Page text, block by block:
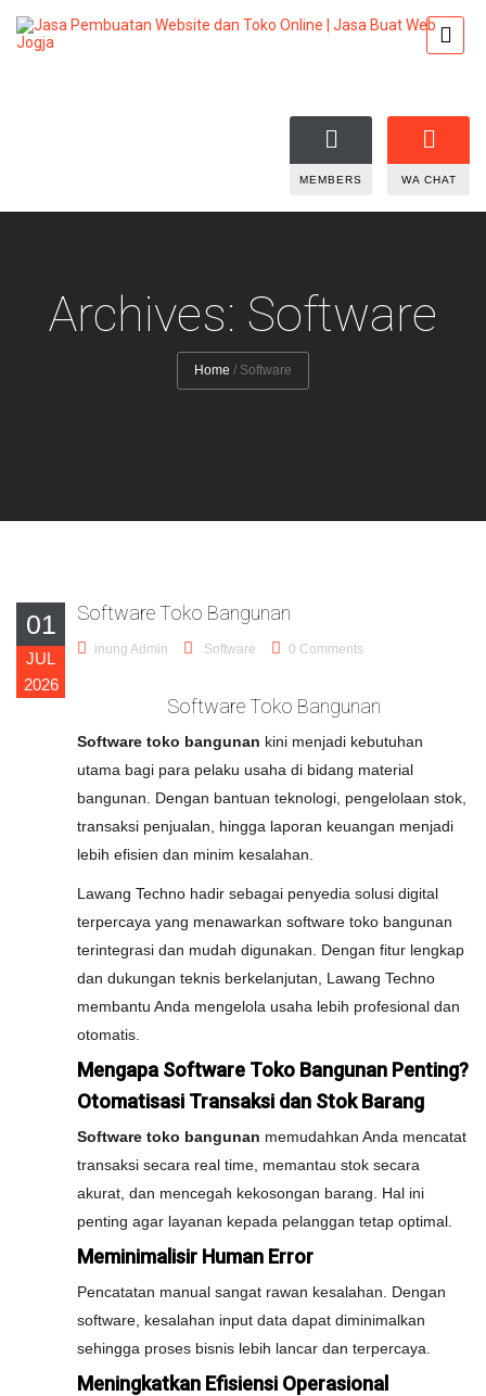
MEMBERS WA CHAT
Archives: Software
Home / Software
01
JUL
2026
Software Toko Bangunan
inung Admin Software 0 Comments
Software Toko Bangunan
Software toko bangunan kini menjadi kebutuhan
utama bagi para pelaku usaha di bidang material
bangunan. Dengan bantuan teknologi, pengelolaan stok,
transaksi penjualan, hingga laporan keuangan menjadi
lebih efisien dan minim kesalahan.
Lawang Techno hadir sebagai penyedia solusi digital
terpercaya yang menawarkan software toko bangunan
terintegrasi dan mudah digunakan. Dengan fitur lengkap
dan dukungan teknis berkelanjutan, Lawang Techno
membantu Anda mengelola usaha lebih profesional dan
otomatis.
Mengapa Software Toko Bangunan Penting?
Otomatisasi Transaksi dan Stok Barang
Software toko bangunan memudahkan Anda mencatat
transaksi secara real time, memantau stok secara
akurat, dan mencegah kekosongan barang. Hal ini
penting agar layanan kepada pelanggan tetap optimal.
Meminimalisir Human Error
Pencatatan manual sangat rawan kesalahan. Dengan
software, kesalahan input data dapat diminimalkan
sehingga proses bisnis lebih lancar dan terpercaya.
Meningkatkan Efisiensi Operasional